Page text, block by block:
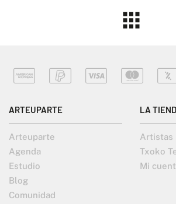
ARTEUPARTE
Arteuparte
Agenda
Estudio
Blog
Comunidad
LA
Artistas
Txoko
Mi